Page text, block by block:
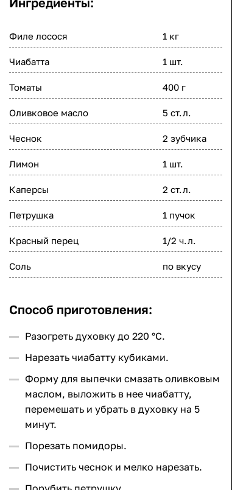
Филе лосося 1 кг
Чиабатта 1 шт.
Томаты 400 г
Оливковое масло 5 ст.л.
Чеснок 2 зубчика
Лимон 1 шт.
Каперсы 2 ст.л.
Петрушка 1 пучок
Красный перец 1/2 ч.л.
Соль по вкусу
Способ приготовления:
Разогреть духовку до 220 °C.
Нарезать чиабатту кубиками.
Форму для выпечки смазать оливковым
маслом, выложить в нее чиабатту,
перемешать и убрать в духовку на 5
минут.
Порезать помидоры.
Почистить чеснок и мелко нарезать.